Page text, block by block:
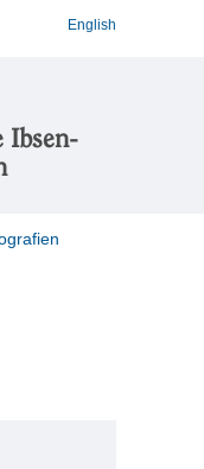
English
Ibsen-